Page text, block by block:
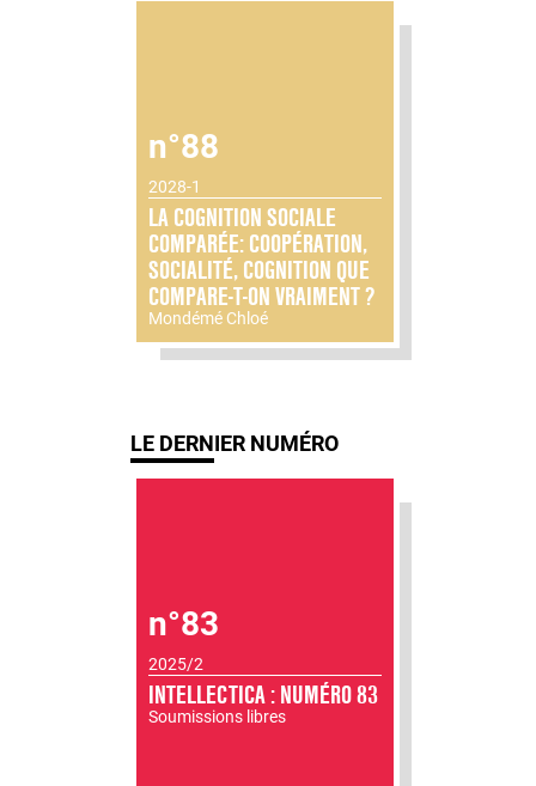
n°88
2028-1
LA COGNITION SOCIALE
COMPARÉE: COOPÉRATION,
SOCIALITÉ, COGNITION QUE
COMPARE-T-ON VRAIMENT ?
Mondémé Chloé
LE DERNIER NUMÉRO
n°83
2025/2
INTELLECTICA : NUMÉRO 83
Soumissions libres